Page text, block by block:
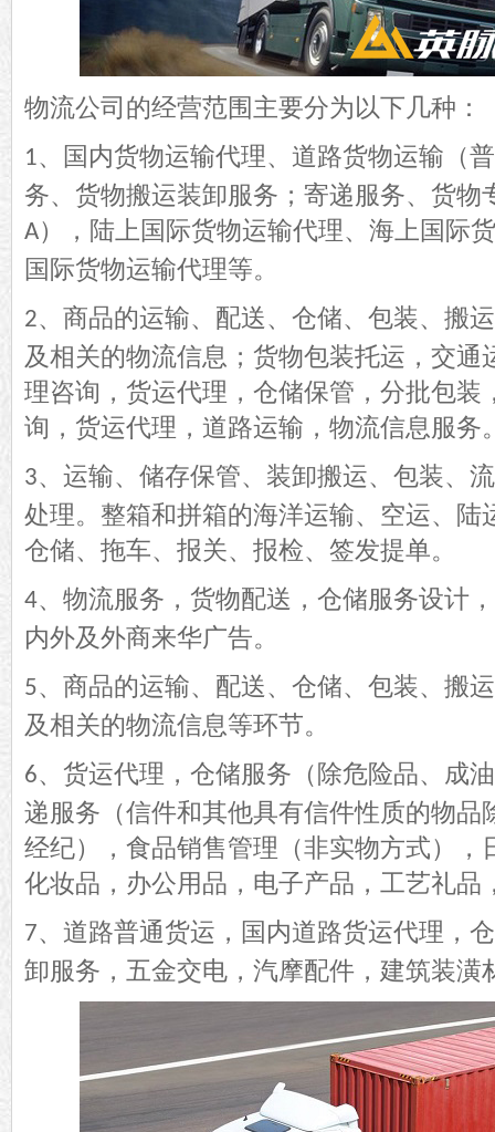
物流公司的经营范围主要分为以下几种：
1、国内货物运输代理、道路货物运输（
务、货物搬运装卸服务；寄递服务、货物
A），陆上国际货物运输代理、海上国际
国际货物运输代理等。
2、商品的运输、配送、仓储、包装、搬
及相关的物流信息；货物包装托运，交通
理咨询，货运代理，仓储保管，分批包装
询，货运代理，道路运输，物流信息服务
3、运输、储存保管、装卸搬运、包装、
处理。整箱和拼箱的海洋运输、空运、陆
仓储、拖车、报关、报检、签发提单。
4、物流服务，货物配送，仓储服务设计
内外及外商来华广告。
5、商品的运输、配送、仓储、包装、搬
及相关的物流信息等环节。
6、货运代理，仓储服务（除危险品、成
递服务（信件和其他具有信件性质的物品
经纪），食品销售管理（非实物方式），
化妆品，办公用品，电子产品，工艺礼品
7、道路普通货运，国内道路货运代理，
卸服务，五金交电，汽摩配件，建筑装潢